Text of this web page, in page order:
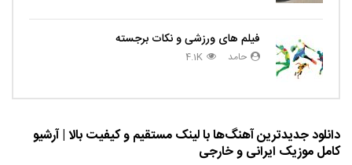
فیلم های ورزشی و نکات برجسته
حامد 4.1K
دانلود جدیدترین آهنگ‌ها با لینک مستقیم و کیفیت بالا | آرشیو
کامل موزیک ایرانی و خارجی